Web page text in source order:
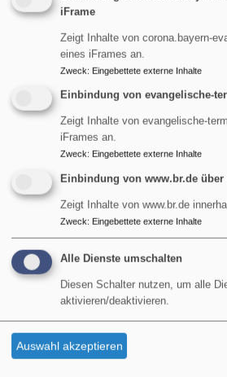
Gottesdienst
Pfarrerin Birgit Schiel
Garmisch-Partenkirchen Friedenskirche
So, 9.8. 9 Uhr
Gottesdienst
Pfarrer Gottfried von Segnitz
iFrame
Zeigt Inhalte von corona.bayern-
eines iFrames an.
Zweck: Eingebettete externe Inhalte
Einbindung von evangelische-
Zeigt Inhalte von evangelische-
iFrames an.
Zweck: Eingebettete externe Inhalte
Einbindung von www.br.de über
Zeigt Inhalte von www.br.de
Zweck: Eingebettete externe Inhalte
Alle Dienste umschalten
Diesen Schalter nutzen, um alle
aktivieren/deaktivieren.
Auswahl akzeptieren